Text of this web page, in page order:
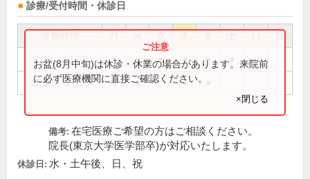
診療/受付時間・休診日
祝
8:30～12:00 ● ● ● ● ●
15:00～17:30 ● ● ●
お盆(8月中旬)は休診・休業の場合があります。来院前
に必ず医療機関に直接ご確認ください。
×閉じる
備考: 在宅医療ご希望の方はご相談ください。
院長(東京大学医学部卒)が対応いたします。
休診日: 水・土午後、日、祝